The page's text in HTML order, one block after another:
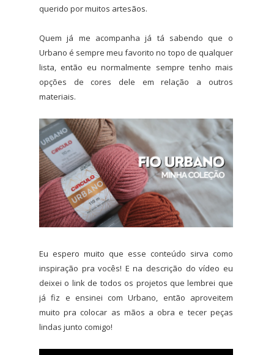
querido por muitos artesãos.
Quem já me acompanha já tá sabendo que o
Urbano é sempre meu favorito no topo de qualquer
lista, então eu normalmente sempre tenho mais
opções de cores dele em relação a outros
materiais.
Eu espero muito que esse conteúdo sirva como
inspiração pra vocês! E na descrição do vídeo eu
deixei o link de todos os projetos que lembrei que
já fiz e ensinei com Urbano, então aproveitem
muito pra colocar as mãos a obra e tecer peças
lindas junto comigo!